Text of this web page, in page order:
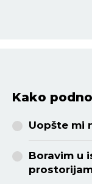
Kako
Uopšte mi
Boravim u